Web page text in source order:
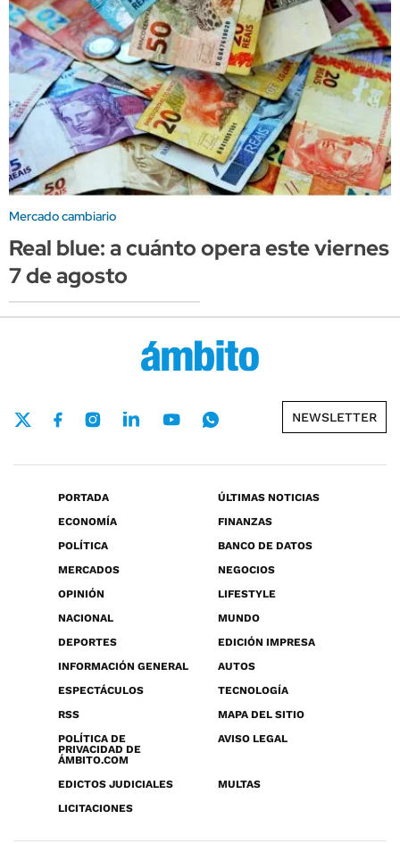
Mercado cambiario
Real blue: a cuánto opera este viernes
7 de agosto
NEWSLETTER
PORTADA
ÚLTIMAS NOTICIAS
ECONOMÍA
FINANZAS
POLÍTICA
BANCO DE DATOS
MERCADOS
NEGOCIOS
OPINIÓN
LIFESTYLE
NACIONAL
MUNDO
DEPORTES
EDICIÓN IMPRESA
INFORMACIÓN GENERAL
AUTOS
ESPECTÁCULOS
TECNOLOGÍA
RSS
MAPA DEL SITIO
POLÍTICA DE
PRIVACIDAD DE
ÁMBITO.COM
AVISO LEGAL
EDICTOS JUDICIALES
MULTAS
LICITACIONES